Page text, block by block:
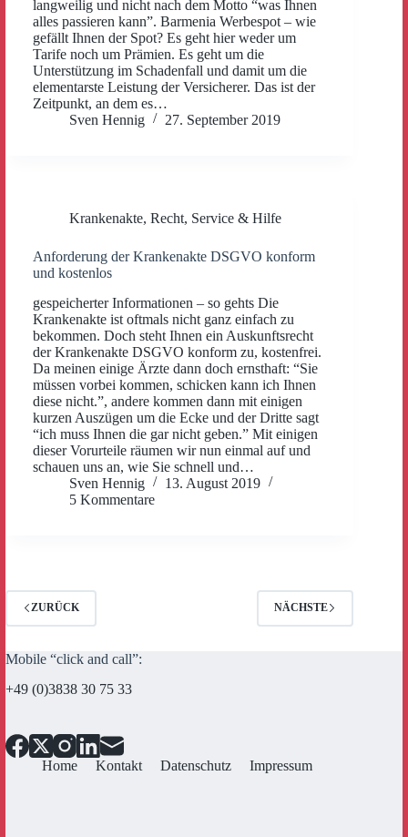
langweilig und nicht nach dem Motto “was Ihnen
alles passieren kann”. Barmenia Werbespot – wie
gefällt Ihnen der Spot? Es geht hier weder um
Tarife noch um Prämien. Es geht um die
Unterstützung im Schadenfall und damit um die
elementarste Leistung der Versicherer. Das ist der
Zeitpunkt, an dem es…
Sven Hennig
27. September 2019
Krankenakte, Recht, Service & Hilfe
Anforderung der Krankenakte DSGVO konform
und kostenlos
gespeicherter Informationen – so gehts Die
Krankenakte ist oftmals nicht ganz einfach zu
bekommen. Doch steht Ihnen ein Auskunftsrecht
der Krankenakte DSGVO konform zu, kostenfrei.
Da meinen einige Ärzte dann doch ernsthaft: “Sie
müssen vorbei kommen, schicken kann ich Ihnen
diese nicht.”, andere kommen dann mit einigen
kurzen Auszügen um die Ecke und der Dritte sagt
“ich muss Ihnen die gar nicht geben.” Mit einigen
dieser Vorurteile räumen wir nun einmal auf und
schauen uns an, wie Sie schnell und…
Sven Hennig
13. August 2019
5 Kommentare
ZURÜCK NÄCHSTE
Mobile “click and call”:
+49 (0)3838 30 75 33
Home Kontakt Datenschutz Impressum